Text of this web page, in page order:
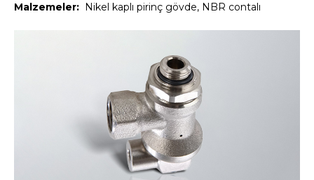
Malzemeler: Nikel kaplı pirinç gövde, NBR contalı